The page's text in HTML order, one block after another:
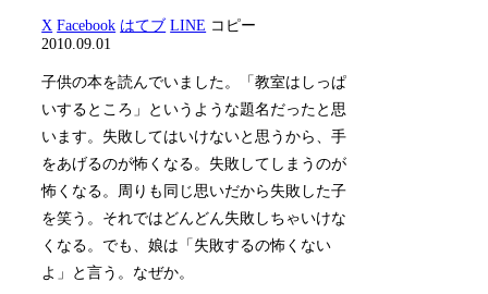
X Facebook はてブ LINE コピー
2010.09.01
子供の本を読んでいました。「教室はしっぱ
いするところ」というような題名だったと思
います。失敗してはいけないと思うから、手
をあげるのが怖くなる。失敗してしまうのが
怖くなる。周りも同じ思いだから失敗した子
を笑う。それではどんどん失敗しちゃいけな
くなる。でも、娘は「失敗するの怖くない
よ」と言う。なぜか。